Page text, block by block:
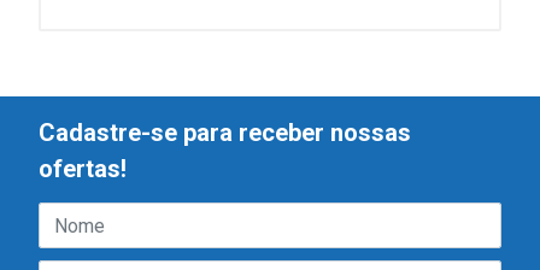
Cadastre-se para receber nossas
ofertas!